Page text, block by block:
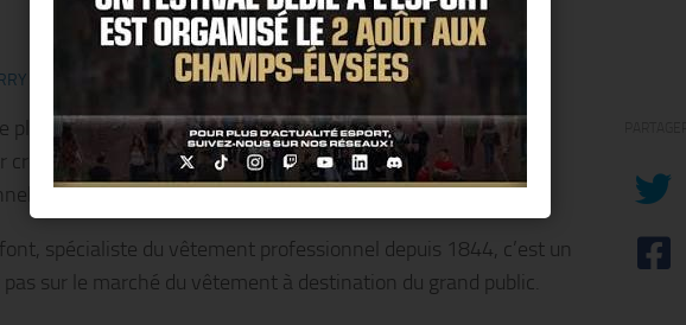
KER 28 JANVIER 2019· MIS À JOUR5 FÉVRIER 2019
plus ancien fabricant français de vêtements de travail et un
croisent leurs univers, cela donne une collection à l’élégance
d’une quinzaine de modèles.
spécialiste du vêtement professionnel depuis 1844, c’est un
sur le marché du vêtement à destination du grand public.